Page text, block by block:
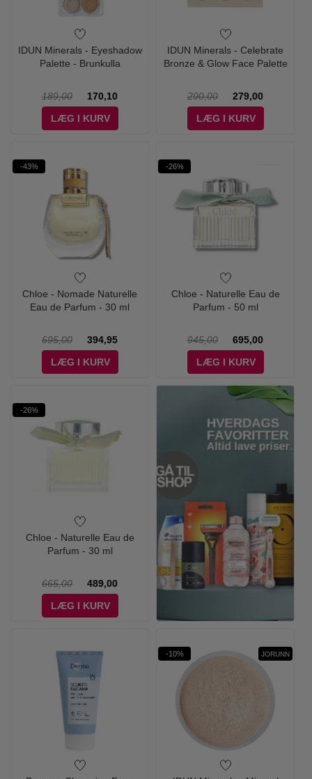
IDUN Minerals - Eyeshadow
Palette - Brunkulla
189,00
170,10
LÆG I KURV
IDUN Minerals - Celebrate
Bronze & Glow Face Palette
290,00
279,00
LÆG I KURV
-43%
Chloe - Nomade Naturelle
Eau de Parfum - 30 ml
695,00
394,95
LÆG I KURV
-26%
Chloe - Naturelle Eau de
Parfum - 50 ml
945,00
695,00
LÆG I KURV
-26%
Chloe - Naturelle Eau de
Parfum - 30 ml
665,00
489,00
LÆG I KURV
-10% JORUNN